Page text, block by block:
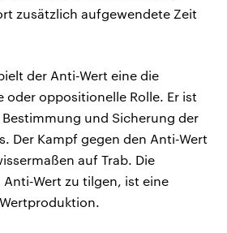
zusätzlich aufgewendete Zeit
der Anti‑Wert eine die
oder oppositionelle Rolle. Er ist
und Sicherung der
Der Kampf gegen den Anti‑Wert
auf Trab. Die
zu tilgen, ist eine